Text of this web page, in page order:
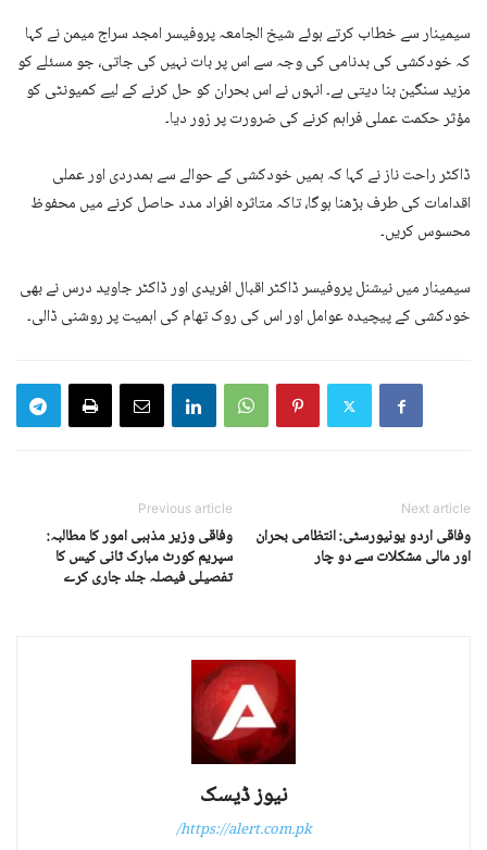
سیمینار سے خطاب کرتے ہوئے شیخ الجامعہ پروفیسر امجد سراج میمن نے کہا
کہ خودکشی کی بدنامی کی وجہ سے اس پر بات نہیں کی جاتی، جو مسئلے کو
مزید سنگین بنا دیتی ہے۔ انہوں نے اس بحران کو حل کرنے کے لیے کمیونٹی کو
مؤثر حکمت عملی فراہم کرنے کی ضرورت پر زور دیا۔
ڈاکٹر راحت ناز نے کہا کہ ہمیں خودکشی کے حوالے سے ہمدردی اور عملی
اقدامات کی طرف بڑھنا ہوگا، تاکہ متاثرہ افراد مدد حاصل کرنے میں محفوظ
محسوس کریں۔
سیمینار میں نیشنل پروفیسر ڈاکٹر اقبال افریدی اور ڈاکٹر جاوید درس نے بھی
خودکشی کے پیچیدہ عوامل اور اس کی روک تھام کی اہمیت پر روشنی ڈالی۔
Previous article
وفاقی وزیر مذہبی امور کا مطالبہ:
سپریم کورٹ مبارک ثانی کیس کا
تفصیلی فیصلہ جلد جاری کرے
Next article
وفاقی اردو یونیورسٹی: انتظامی بحران
اور مالی مشکلات سے دو چار
نیوز ڈیسک
https://alert.com.pk/